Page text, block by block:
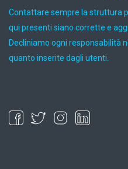
Contattare sempre la struttura
qui presenti siano corrette e
Decliniamo ogni responsabilità
quanto inserite dagli utenti.